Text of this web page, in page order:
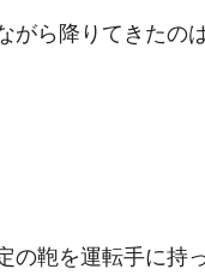
ら降りてきたの
鞄を運転手に持